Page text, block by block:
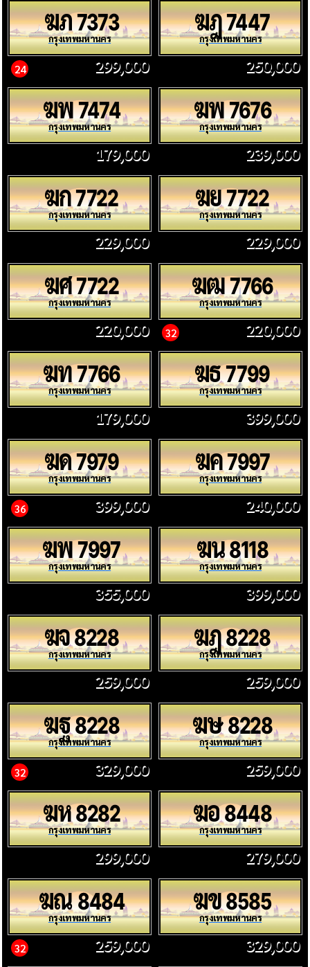
ฆภ7373
กรุงเทพมหานคร
24 299,000
ฆฎ7447
กรุงเทพมหานคร
250,000
ฆพ7474
กรุงเทพมหานคร
179,000
ฆพ7676
กรุงเทพมหานคร
239,000
ฆก7722
กรุงเทพมหานคร
229,000
ฆย7722
กรุงเทพมหานคร
229,000
ฆศ7722
กรุงเทพมหานคร
220,000
ฆฒ7766
กรุงเทพมหานคร
32 220,000
ฆท7766
กรุงเทพมหานคร
179,000
ฆธ7799
กรุงเทพมหานคร
399,000
ฆด7979
กรุงเทพมหานคร
36 399,000
ฆค7997
กรุงเทพมหานคร
240,000
ฆพ7997
กรุงเทพมหานคร
355,000
ฆน8118
กรุงเทพมหานคร
399,000
ฆจ8228
กรุงเทพมหานคร
259,000
ฆฎ8228
กรุงเทพมหานคร
259,000
ฆฐ8228
กรุงเทพมหานคร
32 329,000
ฆษ8228
กรุงเทพมหานคร
259,000
ฆห8282
กรุงเทพมหานคร
299,000
ฆอ8448
กรุงเทพมหานคร
279,000
ฆณ 8484
กรุงเทพมหานคร
32 259,000
ฆข8585
กรุงเทพมหานคร
329,000